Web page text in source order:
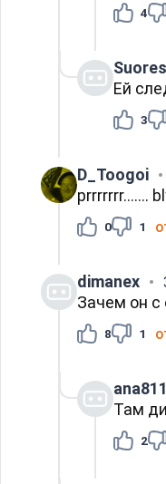
4
Ей
3
D_Toogoi
prrrrrrr.......
0 1
dimanex
Зачем он с
8 1
Там
2